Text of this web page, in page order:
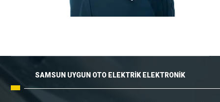
SAMSUN UYGUN OTO ELEKTRİK ELEKTRONİK